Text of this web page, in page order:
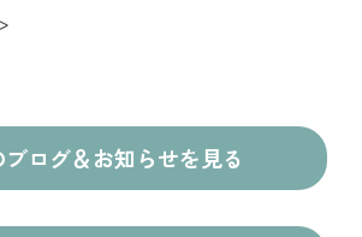
ログ＆お知らせを見る